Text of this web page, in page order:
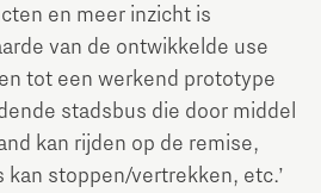
en meer inzicht is
van de ontwikkelde use
tot een werkend prototype
stadsbus die door middel
kan rijden op de remise,
stoppen/vertrekken, etc.’